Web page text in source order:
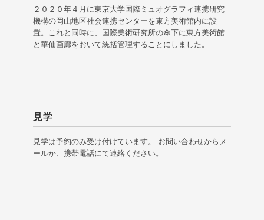
２０２０年４月に東京大学国際ミュオグラフィ連携研究
機構の岡山地区社会連携センターを東方美術館内に設
置。これと同時に、国際美術研究所の傘下に東方美術館
と華仙画廊をおいて統括管理することにしました。
見学
見学は予約のみ受け付けています。 お問い合わせからメ
ールか、携帯電話にて連絡ください。